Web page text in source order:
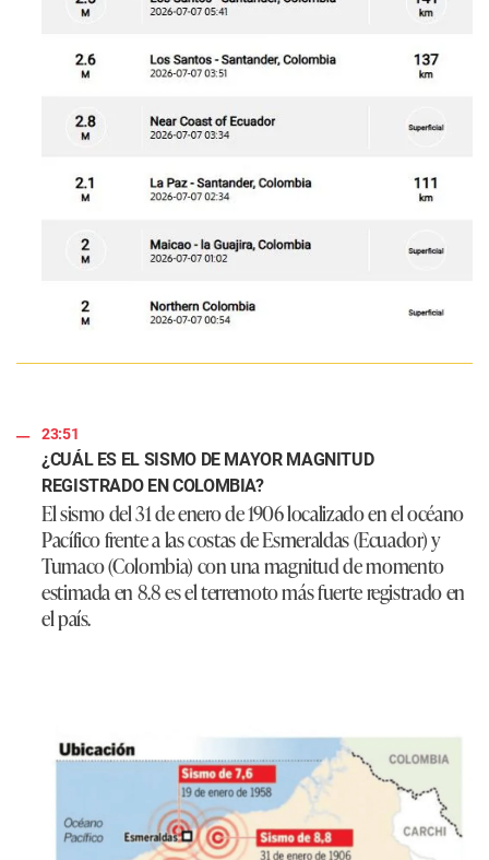
23:51
¿CUÁL ES EL SISMO DE MAYOR MAGNITUD
REGISTRADO EN COLOMBIA?
El sismo del 31 de enero de 1906 localizado en el océano
Pacífico frente a las costas de Esmeraldas (Ecuador) y
Tumaco (Colombia) con una magnitud de momento
estimada en 8.8 es el terremoto más fuerte registrado en
el país.